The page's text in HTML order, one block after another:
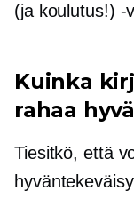
(ja koulutus!) -
Kuinka
rahaa
Tiesitkö, että